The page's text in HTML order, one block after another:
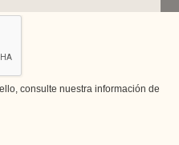
consulte nuestra información de